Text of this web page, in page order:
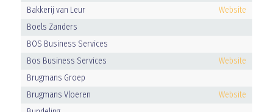
Bakkerij van Leur
Website
Boels Zanders
BOS Business Services
Bos Business Services
Website
Brugmans Groep
Brugmans Vloeren
Website